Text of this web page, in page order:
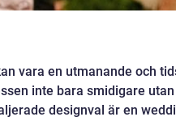
vara en utmanande och
inte bara smidigare
designval är en